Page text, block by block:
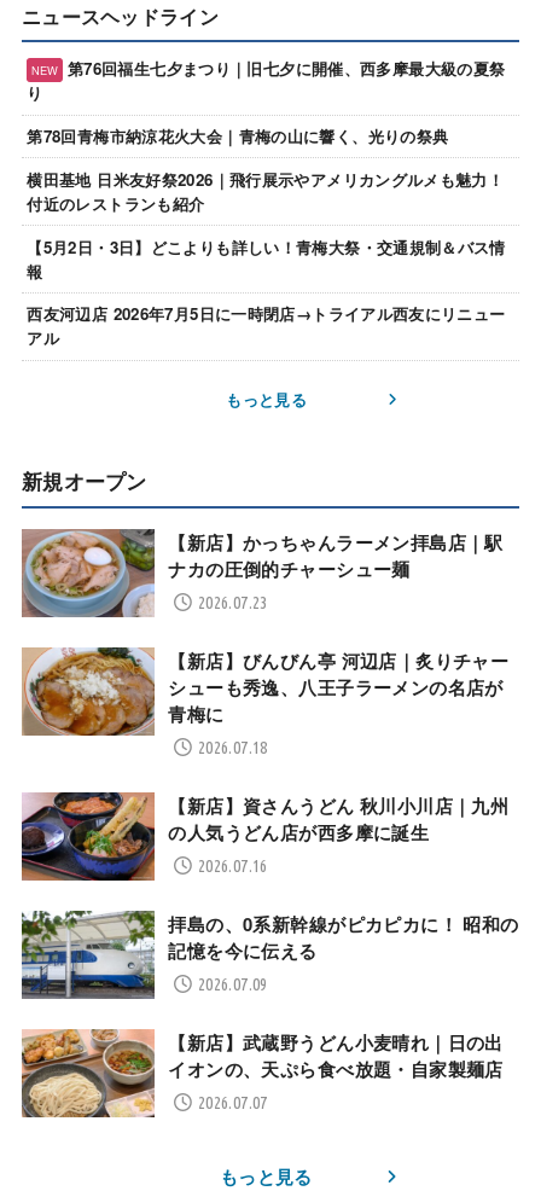
ニュースヘッドライン
第76回福生七夕まつり｜旧七夕に開催、西多摩最大級の夏祭
り
第78回青梅市納涼花火大会｜青梅の山に響く、光りの祭典
横田基地 日米友好祭2026｜飛行展示やアメリカングルメも魅力！
付近のレストランも紹介
【5月2日・3日】どこよりも詳しい！青梅大祭・交通規制＆バス情
報
西友河辺店 2026年7月5日に一時閉店→トライアル西友にリニュー
アル
もっと見る
新規オープン
【新店】かっちゃんラーメン拝島店｜駅
ナカの圧倒的チャーシュー麺
2026.07.23
【新店】びんびん亭 河辺店｜炙りチャー
シューも秀逸、八王子ラーメンの名店が
青梅に
2026.07.18
【新店】資さんうどん 秋川小川店｜九州
の人気うどん店が西多摩に誕生
2026.07.16
拝島の、0系新幹線がピカピカに！ 昭和の
記憶を今に伝える
2026.07.09
【新店】武蔵野うどん小麦晴れ｜日の出
イオンの、天ぷら食べ放題・自家製麺店
2026.07.07
もっと見る